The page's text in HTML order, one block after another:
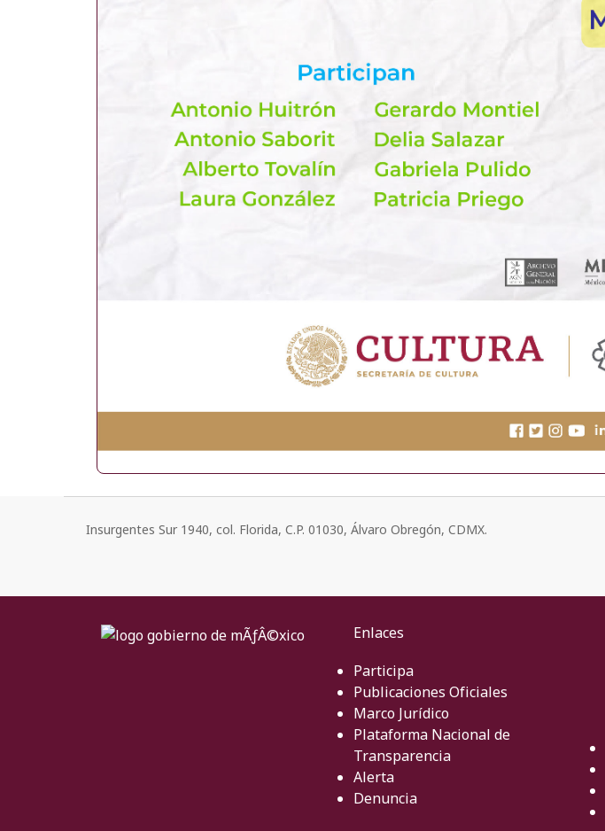
Insurgentes Sur 1940, col. Florida, C.P. 01030, Álvaro Obregón, CDMX.
Enlaces
Participa
Publicaciones Oficiales
Marco Jurídico
Plataforma Nacional de
Transparencia
Alerta
Denuncia